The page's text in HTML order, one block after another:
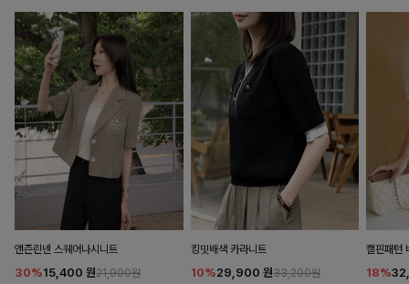
앤즌린넨 스퀘어나시니트
30%15,400 원21,900원
킹밋배색 카라니트
10%29,900 원33,200원
캘핀패턴
18%